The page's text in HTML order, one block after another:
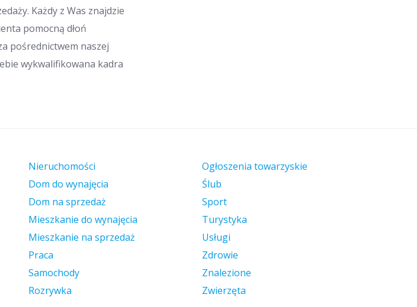
Każdy z Was znajdzie
pomocną dłoń
pośrednictwem naszej
wykwalifikowana kadra
Nieruchomości
Dom do wynajęcia
Dom na sprzedaż
Mieszkanie do wynajęcia
Mieszkanie na sprzedaż
Praca
Samochody
Rozrywka
Ogłoszenia towarzyskie
Ślub
Sport
Turystyka
Usługi
Zdrowie
Znalezione
Zwierzęta